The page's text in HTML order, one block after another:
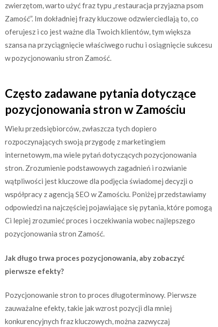
zwierzętom, warto użyć fraz typu „restauracja przyjazna psom
Zamość”. Im dokładniej frazy kluczowe odzwierciedlają to, co
oferujesz i co jest ważne dla Twoich klientów, tym większa
szansa na przyciągnięcie właściwego ruchu i osiągnięcie sukcesu
w pozycjonowaniu stron Zamość.
Często zadawane pytania dotyczące
pozycjonowania stron w Zamościu
Wielu przedsiębiorców, zwłaszcza tych dopiero
rozpoczynających swoją przygodę z marketingiem
internetowym, ma wiele pytań dotyczących pozycjonowania
stron. Zrozumienie podstawowych zagadnień i rozwianie
wątpliwości jest kluczowe dla podjęcia świadomej decyzji o
współpracy z agencją SEO w Zamościu. Poniżej przedstawiamy
odpowiedzi na najczęściej pojawiające się pytania, które pomogą
Ci lepiej zrozumieć proces i oczekiwania wobec najlepszego
pozycjonowania stron Zamość.
Jak długo trwa proces pozycjonowania, aby zobaczyć
pierwsze efekty?
Pozycjonowanie stron to proces długoterminowy. Pierwsze
zauważalne efekty, takie jak wzrost pozycji dla mniej
konkurencyjnych fraz kluczowych, można zazwyczaj